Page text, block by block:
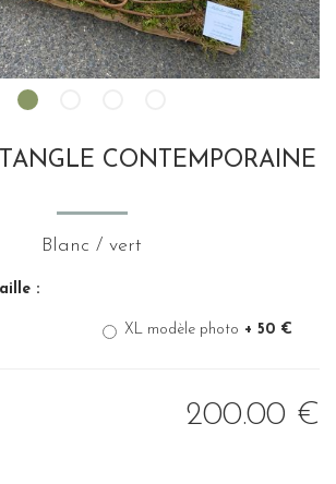
CONTEMPORAINE
Blanc / vert
:
XL modèle photo + 50 €
200.00 €